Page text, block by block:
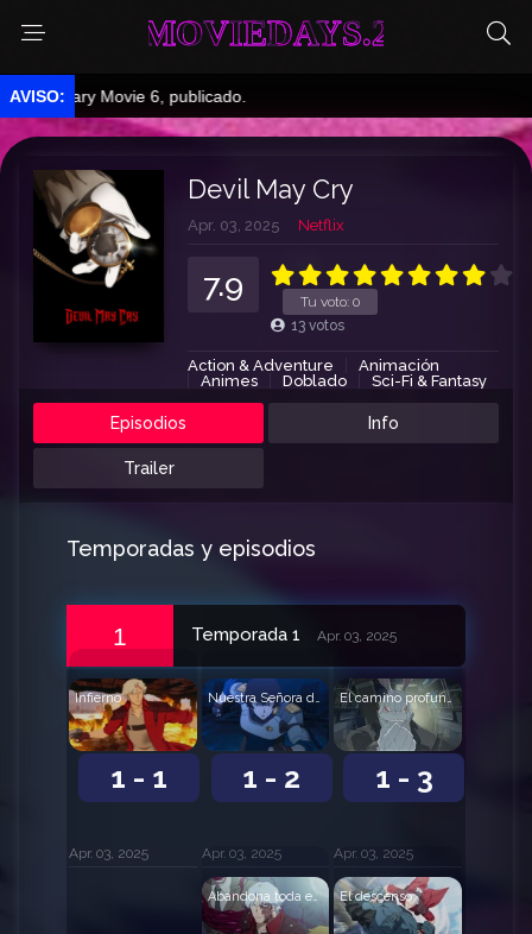
MOVIEDAYS.2
Movie 6, publicado.
Devil May Cry
Apr. 03, 2025 Netflix
Tu voto: 0
7.9
13 votos
Action & Adventure
Animación
Animes
Doblado Sci-Fi & Fantasy
Episodios Info
Trailer
Temporadas y episodios
1 Temporada 1 Apr. 03, 2025
1 - 1
Infierno
Apr. 03, 2025
1 - 2
Nuestra Señora de los Dolores
Apr. 03, 2025
1 - 3
El camino profundo y salvaje
Apr. 03, 2025
Abandona toda esperanza El descenso